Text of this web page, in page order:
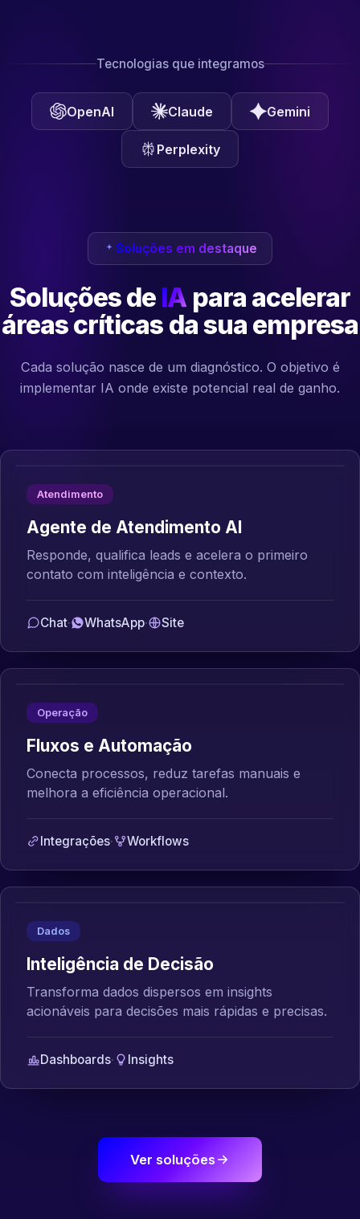
Tecnologias que integramos
OpenAI Claude Gemini
Perplexity
Soluções em destaque
Soluções de IA para acelerar
áreas críticas da sua empresa
Cada solução nasce de um diagnóstico. O objetivo é
implementar IA onde existe potencial real de ganho.
Atendimento
Agente de Atendimento AI
Responde, qualifica leads e acelera o primeiro
contato com inteligência e contexto.
Chat· WhatsApp· Site
Operação
Fluxos e Automação
Conecta processos, reduz tarefas manuais e
melhora a eficiência operacional.
Integrações· Workflows
Dados
Inteligência de Decisão
Transforma dados dispersos em insights
acionáveis para decisões mais rápidas e precisas.
Dashboards· Insights
Ver soluções